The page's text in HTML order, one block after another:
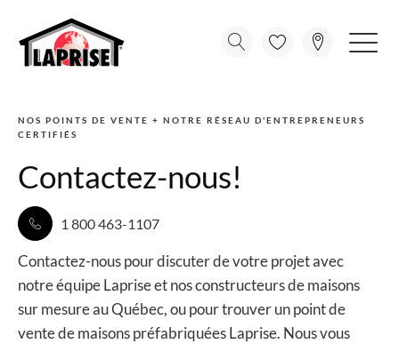
NOS POINTS DE VENTE + NOTRE RÉSEAU D'ENTREPRENEURS
CERTIFIÉS
Contactez-nous!
1 800 463-1107
Contactez-nous pour discuter de votre projet avec
notre équipe Laprise et nos constructeurs de maisons
sur mesure au Québec, ou pour trouver un point de
vente de maisons préfabriquées Laprise. Nous vous